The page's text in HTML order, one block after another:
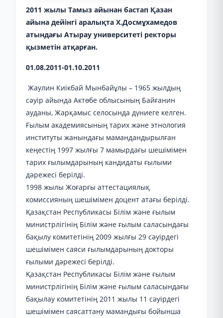
2011 жылы Тамыз айынан бастап Қазан
айына дейінгі аралықта Х.Досмұхамедов
атындағы Атырау университеті ректоры
қызметін атқарған.
01.08.2011-01.10.2011
Жаулин Киікбай Мынбайұлы – 1965 жылдың
сәуір айында Актөбе облысының Байғанин
ауданы, Жарқамыс селосында дүниеге келген.
Ғылым академиясының тарих және этнология
институты жанындағы мамандандырылған
кеңестің 1997 жылғы 7 мамырдағы шешімімен
тарих ғылымдарының кандидаты ғылыми
дәрежесі берілді.
1998 жылы Жоғарғы аттестациялық
комиссияның шешімімен доцент атағы берілді.
Қазақстан Республикасы Білім және ғылым
министрлігінің Білім және ғылым саласындағы
бақылу комитетінің 2009 жылғы 29 сәуірдегі
шешімімен саяси ғылымдарының докторы
ғылыми дәрежесі берілді.
Қазақстан Республикасы Білім және ғылым
министрлігінің Білім және ғылым саласындағы
бақылау комитетінің 2011 жылы 11 сәуірдегі
шешімімен саясаттану мамандығы бойынша